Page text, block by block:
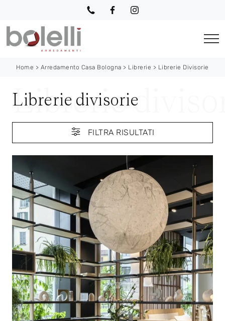
Home > Arredamento Casa Bologna > Librerie > Librerie Divisorie
Librerie divisorie
FILTRA RISULTATI